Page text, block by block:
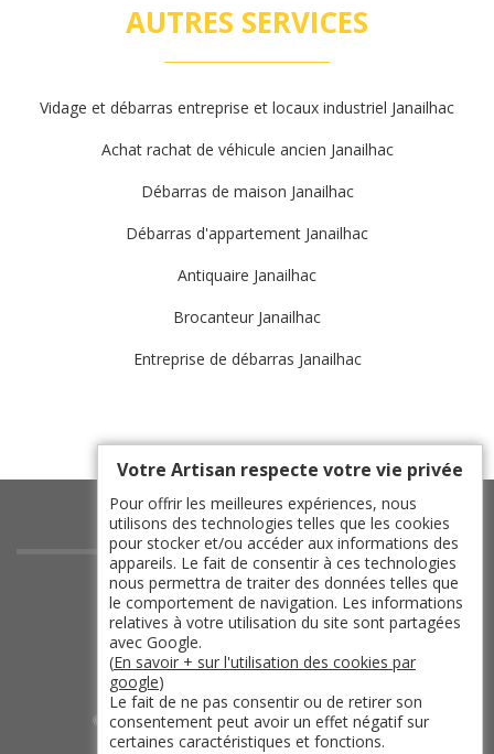
AUTRES SERVICES
Vidage et débarras entreprise et locaux industriel Janailhac
Achat rachat de véhicule ancien Janailhac
Débarras de maison Janailhac
Débarras d'appartement Janailhac
Antiquaire Janailhac
Brocanteur Janailhac
Entreprise de débarras Janailhac
indisponible
indisponible
indisponible
©2019 - 2026 TOUT DROIT RÉSERVÉ -
MENTIONS LÉGALES
Votre Artisan respecte votre vie privée
Pour offrir les meilleures expériences, nous
utilisons des technologies telles que les cookies
pour stocker et/ou accéder aux informations des
appareils. Le fait de consentir à ces technologies
nous permettra de traiter des données telles que
le comportement de navigation. Les informations
relatives à votre utilisation du site sont partagées
avec Google.
(En savoir + sur l'utilisation des cookies par
google)
Le fait de ne pas consentir ou de retirer son
consentement peut avoir un effet négatif sur
certaines caractéristiques et fonctions.